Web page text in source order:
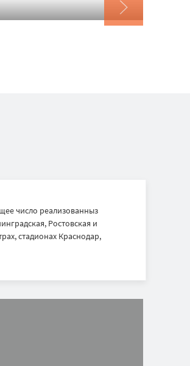
число реализованныз
Ростовская и
стадионах Краснодар,